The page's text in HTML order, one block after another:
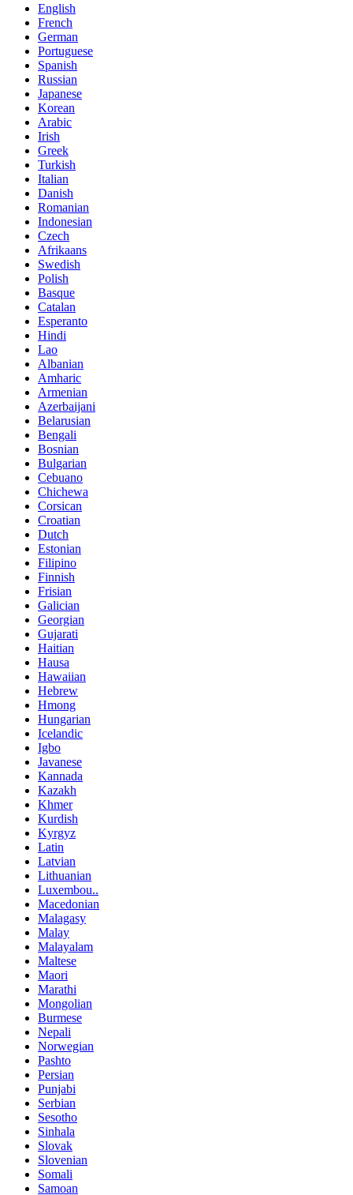
English
French
German
Portuguese
Spanish
Russian
Japanese
Korean
Arabic
Irish
Greek
Turkish
Italian
Danish
Romanian
Indonesian
Czech
Afrikaans
Swedish
Polish
Basque
Catalan
Esperanto
Hindi
Lao
Albanian
Amharic
Armenian
Azerbaijani
Belarusian
Bengali
Bosnian
Bulgarian
Cebuano
Chichewa
Corsican
Croatian
Dutch
Estonian
Filipino
Finnish
Frisian
Galician
Georgian
Gujarati
Haitian
Hausa
Hawaiian
Hebrew
Hmong
Hungarian
Icelandic
Igbo
Javanese
Kannada
Kazakh
Khmer
Kurdish
Kyrgyz
Latin
Latvian
Lithuanian
Luxembou..
Macedonian
Malagasy
Malay
Malayalam
Maltese
Maori
Marathi
Mongolian
Burmese
Nepali
Norwegian
Pashto
Persian
Punjabi
Serbian
Sesotho
Sinhala
Slovak
Slovenian
Somali
Samoan